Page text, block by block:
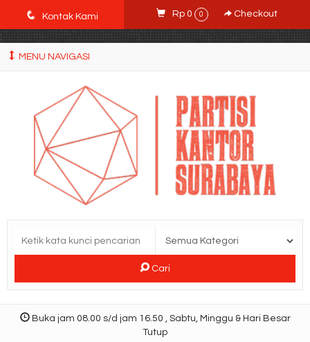
POWgW_CidIRh4HWyBRJVVZyqc0CP9mpkA8eE65rpyX0" />
q Kontak Kami Rp 0 0 Checkout
MENU NAVIGASI
Cari
Buka jam 08.00 s/d jam 16.50 , Sabtu, Minggu & Hari Besar
Tutup